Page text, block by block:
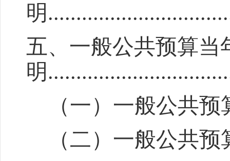
明
五、一般公共预算当
明
（一）一般公共
（二）一般公共